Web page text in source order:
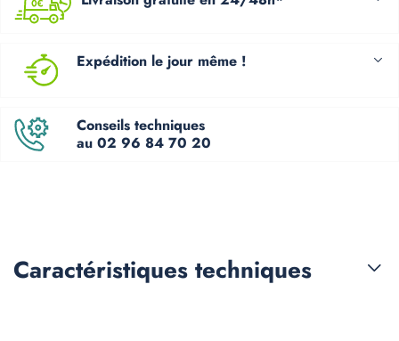
Expédition le jour même !
Conseils techniques
au 02 96 84 70 20
Caractéristiques techniques